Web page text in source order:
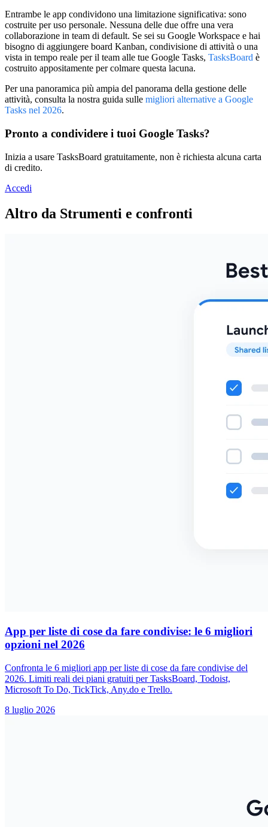
Entrambe le app condividono una limitazione significativa: sono
costruite per uso personale. Nessuna delle due offre una vera
collaborazione in team di default. Se sei su Google Workspace e hai
bisogno di aggiungere board Kanban, condivisione di attività o una
vista in tempo reale per il team alle tue Google Tasks, TasksBoard è
costruito appositamente per colmare questa lacuna.
Per una panoramica più ampia del panorama della gestione delle
attività, consulta la nostra guida sulle migliori alternative a Google
Tasks nel 2026.
Pronto a condividere i tuoi Google Tasks?
Inizia a usare TasksBoard gratuitamente, non è richiesta alcuna carta
di credito.
Accedi
Altro da Strumenti e confronti
App per liste di cose da fare condivise: le 6 migliori
opzioni nel 2026
Confronta le 6 migliori app per liste di cose da fare condivise del
2026. Limiti reali dei piani gratuiti per TasksBoard, Todoist,
Microsoft To Do, TickTick, Any.do e Trello.
8 luglio 2026